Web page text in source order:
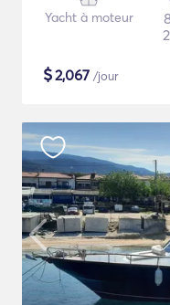
Yacht à moteur
$2,067 /jour